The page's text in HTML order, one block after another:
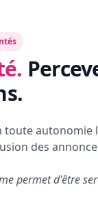
toute
des
permet d'être